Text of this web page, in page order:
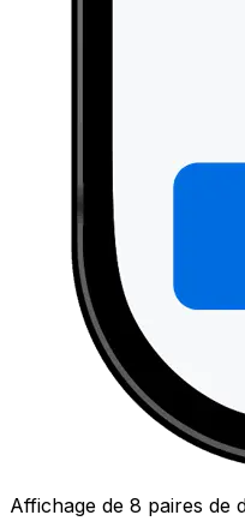
Affichage de 8 paires de